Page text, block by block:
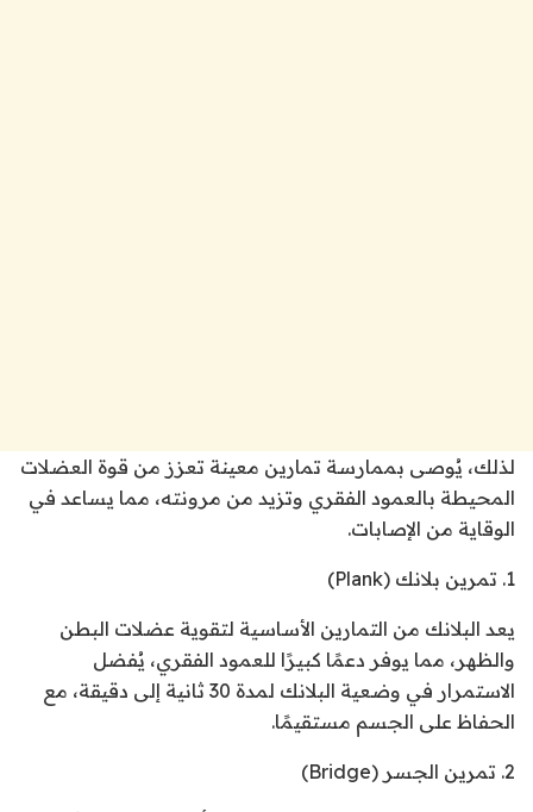
لذلك، يُوصى بممارسة تمارين معينة تعزز من قوة العضلات
المحيطة بالعمود الفقري وتزيد من مرونته، مما يساعد في
الوقاية من الإصابات.
1. تمرين بلانك (Plank)
يعد البلانك من التمارين الأساسية لتقوية عضلات البطن
والظهر، مما يوفر دعمًا كبيرًا للعمود الفقري، يُفضل
الاستمرار في وضعية البلانك لمدة 30 ثانية إلى دقيقة، مع
الحفاظ على الجسم مستقيمًا.
2. تمرين الجسر (Bridge)